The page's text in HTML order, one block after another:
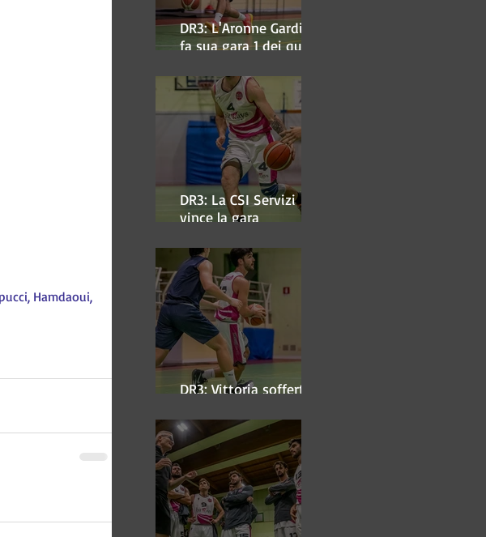
Hamdaoui,
DR3: L'Aronne Gardini
fa sua gara 1 dei quarti
DR3: La CSI Servizi
vince la gara
DR3: Vittoria sofferta a